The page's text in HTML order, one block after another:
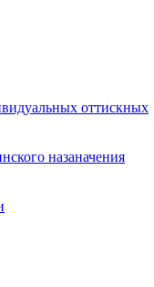
оттискных
назаначения